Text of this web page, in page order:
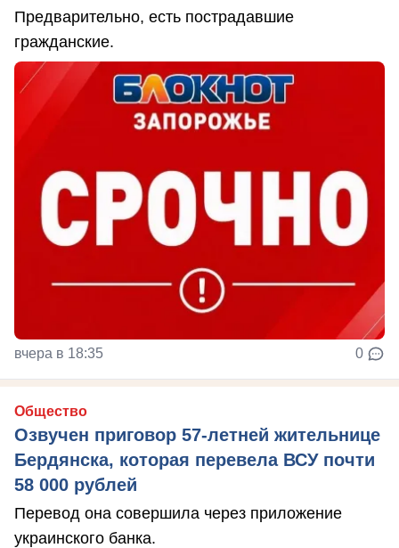
Предварительно, есть пострадавшие
гражданские.
вчера в 18:35 0
Общество
Озвучен приговор 57-летней жительнице
Бердянска, которая перевела ВСУ почти
58 000 рублей
Перевод она совершила через приложение
украинского банка.